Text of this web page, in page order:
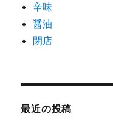
辛味
醤油
閉店
最近の投稿